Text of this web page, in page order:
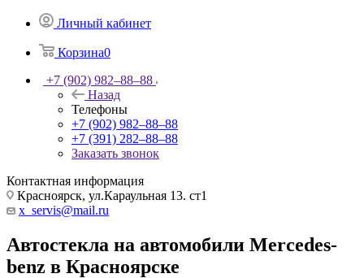
Личный кабинет
Корзина0
+7 (902) 982‒88‒88
Назад
Телефоны
+7 (902) 982‒88‒88
+7 (391) 282‒88‒88
Заказать звонок
Контактная информация
Красноярск, ул.Караульная 13. ст1
x_servis@mail.ru
Автостекла на автомобили Mercedes-
benz в Красноярске